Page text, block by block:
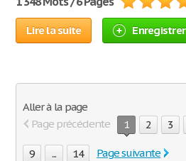
Lire la suite Enregistrer
Aller à la page
Page précédente
1 2 3
9 ... 14 Page suivante